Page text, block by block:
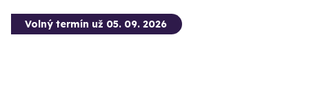
Volný termín už 05. 09. 2026